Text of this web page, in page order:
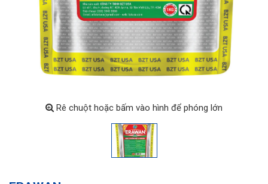
Rê chuột hoặc bấm vào hình để phóng lớn